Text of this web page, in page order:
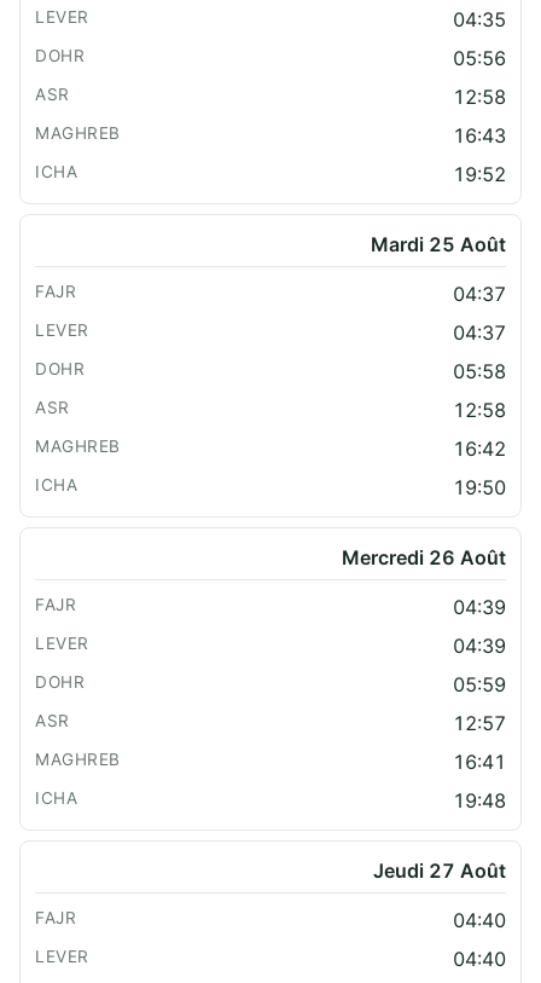
04:35
05:56
12:58
16:43
19:52
Mardi 25 Août
04:37
04:37
05:58
12:58
16:42
19:50
Mercredi 26 Août
04:39
04:39
05:59
12:57
16:41
19:48
Jeudi 27 Août
04:40
04:40